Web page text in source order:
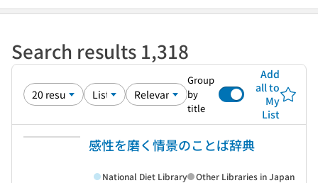
Search results 1,318
Group
by
title
Add
all to
My
List
感性を磨く情景のことば辞典
National Diet Library Other Libraries in Japan